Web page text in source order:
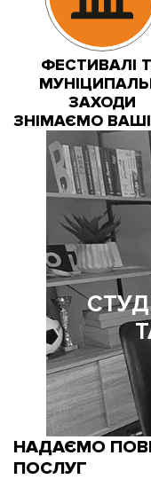
ФЕСТИВАЛІ
ЗАХОДИ
ЗНІМАЄМО
НАДАЄМО
ПОСЛУГ